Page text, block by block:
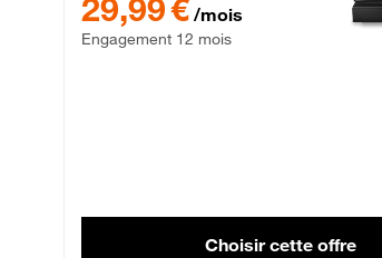
29,99 € /mois
Engagement 12 mois
Choisir cette offre